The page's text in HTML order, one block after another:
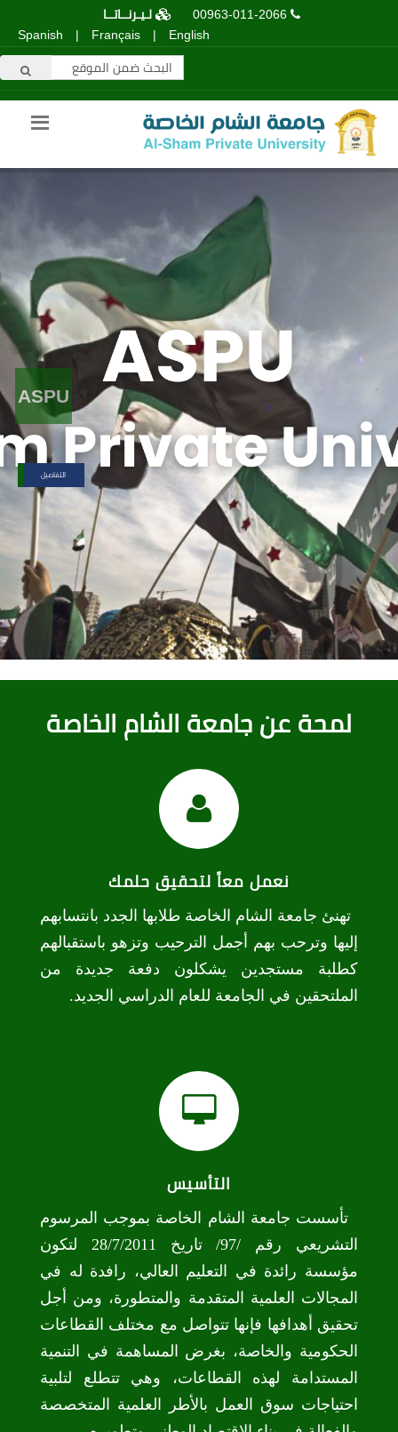
00963-011-2066
لـيـرنــاتــا
English
Français
Spanish
ASPU
التفاصيل
لمحة عن جامعة الشام الخاصة
نعمل معاً لتحقيق حلمك
تهنئ جامعة الشام الخاصة طلابها الجدد بانتسابهم
إليها وترحب بهم أجمل الترحيب وتزهو باستقبالهم
كطلبة مستجدين يشكلون دفعة جديدة من
الملتحقين في الجامعة للعام الدراسي الجديد.
التأسيس
تأسست جامعة الشام الخاصة بموجب المرسوم
التشريعي رقم /97/ تاريخ 28/7/2011 لتكون
مؤسسة رائدة في التعليم العالي، رافدة له في
المجالات العلمية المتقدمة والمتطورة، ومن أجل
تحقيق أهدافها فإنها تتواصل مع مختلف القطاعات
الحكومية والخاصة، بغرض المساهمة في التنمية
المستدامة لهذه القطاعات، وهي تتطلع لتلبية
احتياجات سوق العمل بالأطر العلمية المتخصصة